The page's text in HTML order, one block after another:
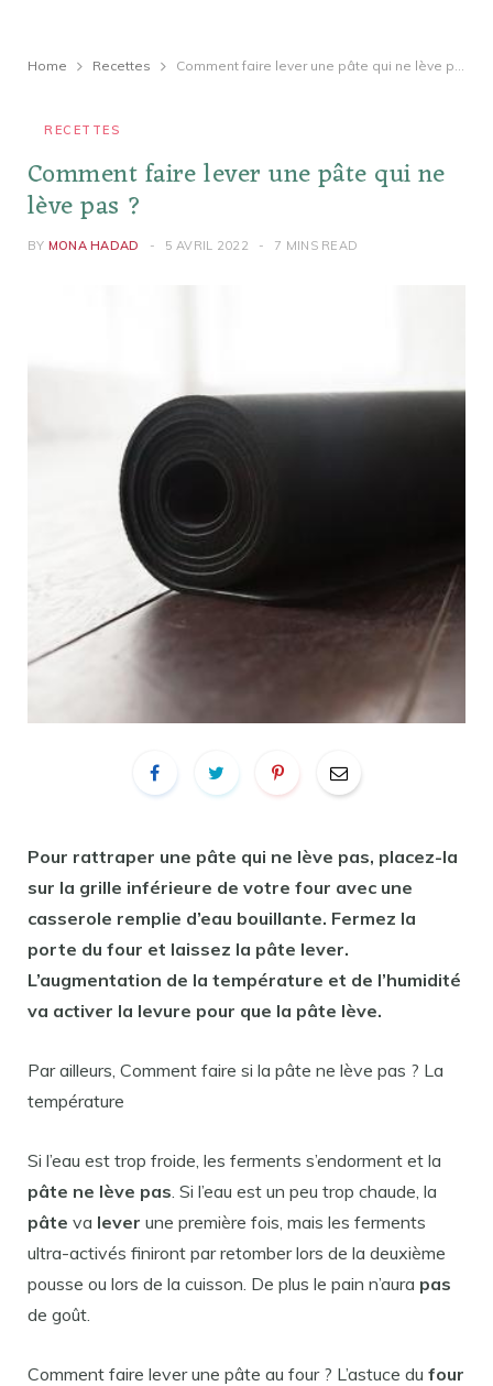
Home Recettes Comment faire lever une pâte qui ne lève pas ?
RECETTES
Comment faire lever une pâte qui ne
lève pas ?
BY MONA HADAD 5 AVRIL 2022 7 MINS READ
Pour rattraper une pâte qui ne lève pas, placez-la
sur la grille inférieure de votre four avec une
casserole remplie d’eau bouillante. Fermez la
porte du four et laissez la pâte lever.
L’augmentation de la température et de l’humidité
va activer la levure pour que la pâte lève.
Par ailleurs, Comment faire si la pâte ne lève pas ? La
température
Si l’eau est trop froide, les ferments s’endorment et la
pâte ne lève pas. Si l’eau est un peu trop chaude, la
pâte va lever une première fois, mais les ferments
ultra-activés finiront par retomber lors de la deuxième
pousse ou lors de la cuisson. De plus le pain n’aura pas
de goût.
Comment faire lever une pâte au four ? L’astuce du four